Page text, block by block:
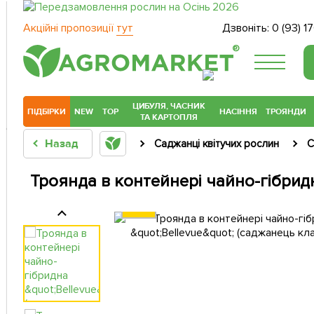
Акційні пропозиції тут Дзвоніть: 0 (93)
®
ПІДБІРКИ NEW TOP
ЦИБУЛЯ, ЧАСНИК
ТА КАРТОПЛЯ
НАСІННЯ ТРОЯНДИ
Назад Саджанці квітучих рослин
Троянда в контейнері чайно-